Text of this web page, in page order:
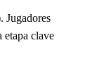
. Jugadores
etapa clave